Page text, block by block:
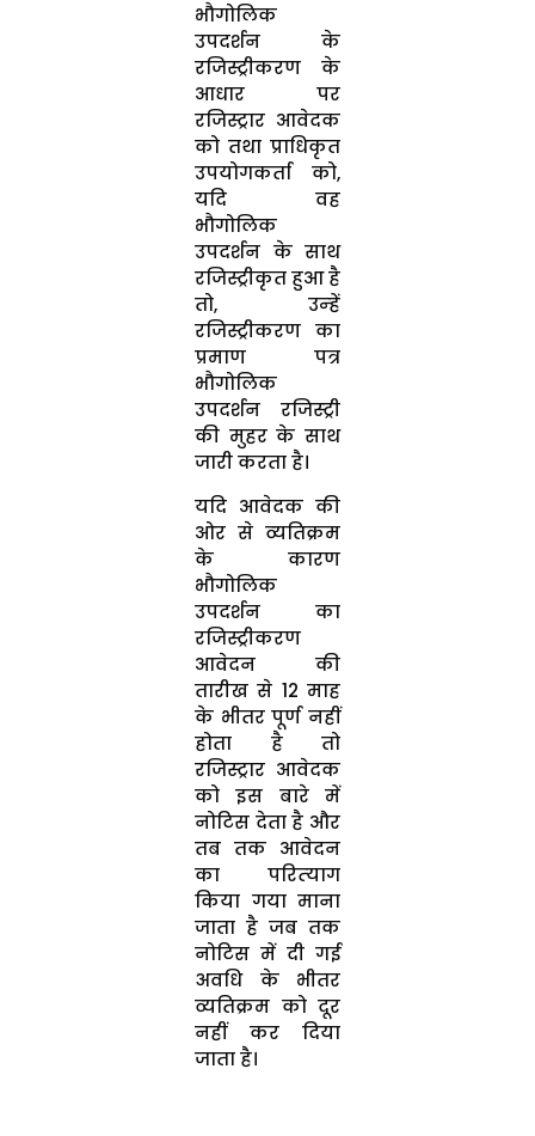
भौगोलिक
उपदर्शन के
रजिस्‍ट्रीकरण के
आधार पर
रजिस्‍ट्रार आवेदक
को तथा प्राधिकृत
उपयोगकर्ता को,
यदि वह
भौगोलिक
उपदर्शन के साथ
रजिस्‍ट्रीकृत हुआ है
तो, उन्‍हें
रजिस्‍ट्रीकरण का
प्रमाण पत्र
भौगोलिक
उपदर्शन रजिस्‍ट्री
की मुहर के साथ
जारी करता है।
यदि आवेदक की
ओर से व्‍यतिक्रम
के कारण
भौगोलिक
उपदर्शन का
रजिस्‍ट्रीकरण
आवेदन की
तारीख से 12 माह
के भीतर पूर्ण नहीं
होता है तो
रजिस्‍ट्रार आवेदक
को इस बारे में
नोटिस देता है और
तब तक आवेदन
का परित्‍याग
किया गया माना
जाता है जब तक
नोटिस में दी गई
अवधि के भीतर
व्‍यतिक्रम को दूर
नहीं कर दिया
जाता है।